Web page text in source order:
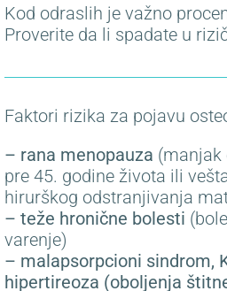
Kod odraslih je važno
Proverite da li spadate u
Faktori rizika za pojavu
– rana menopauza (manjak
pre 45. godine života ili
hirurškog odstranjivanja
– teže hronične bolesti
varenje)
– malapsorpcioni sindrom,
hipertireoza (oboljenja